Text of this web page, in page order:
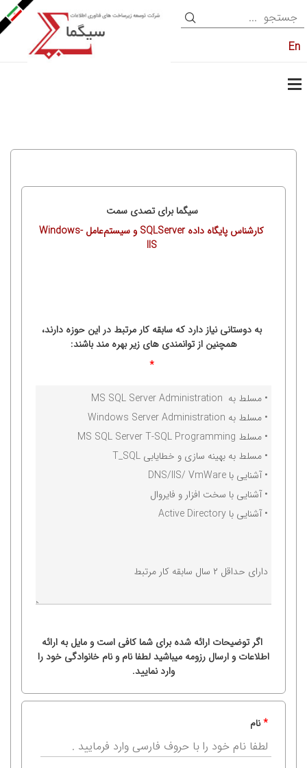
En
سیگما برای تصدی سمت
کارشناس پایگاه داده SQLServer و سیستم‌عامل Windows-
IIS
به دوستانی نیاز دارد که سابقه کار مرتبط در این حوزه دارند،
همچنین از توانمندی های زیر بهره مند باشند:
*
اگر توضیحات ارائه شده برای شما کافی است و مایل به ارائه
اطلاعات و ارسال رزومه میباشید لطفا نام و نام خانوادگی خود را
وارد نمایید.
*نام